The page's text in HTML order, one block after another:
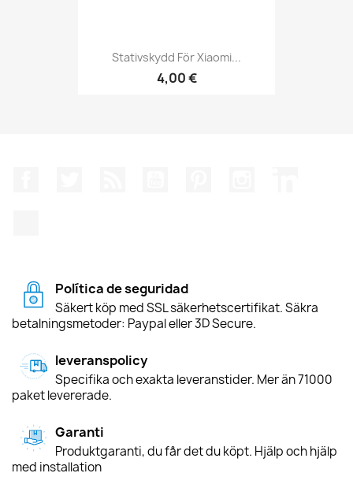
Stativskydd För Xiaomi...
4,00 €
Política de seguridad
Säkert köp med SSL säkerhetscertifikat. Säkra
betalningsmetoder: Paypal eller 3D Secure.
leveranspolicy
Specifika och exakta leveranstider. Mer än 71000
paket levererade.
Garanti
Produktgaranti, du får det du köpt. Hjälp och hjälp
med installation